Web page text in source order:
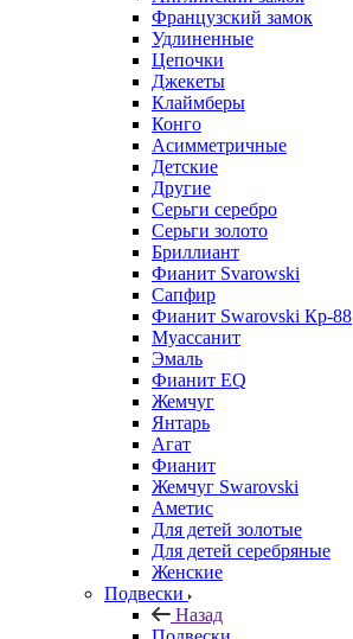
Французский замок
Удлиненные
Цепочки
Джекеты
Клаймберы
Конго
Асимметричные
Детские
Другие
Серьги серебро
Серьги золото
Бриллиант
Фианит Svarowski
Сапфир
Фианит Swarovski Кр-88
Муассанит
Эмаль
Фианит EQ
Жемчуг
Янтарь
Агат
Фианит
Жемчуг Swarovski
Аметис
Для детей золотые
Для детей серебряные
Женские
Подвески
Назад